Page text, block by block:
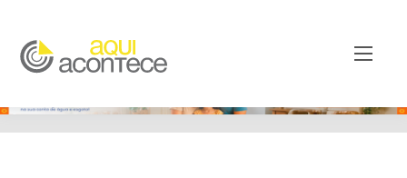
googleb82de9a22cec23e8.html